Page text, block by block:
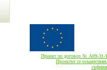
Проект по договор № А09-
Проектът се